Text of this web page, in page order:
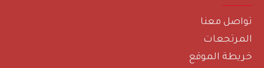
تواصل معنا
المرتجعات
خريطة الموقع